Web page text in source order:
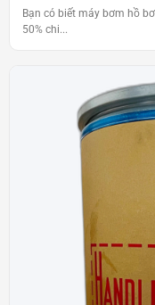
Bạn có biết máy bơm hồ
50% chi...